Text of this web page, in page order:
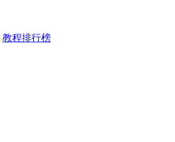
教程排行榜